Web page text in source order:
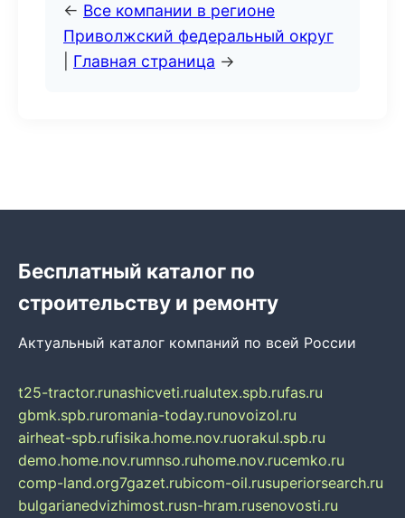
← Все компании в регионе
Приволжский федеральный округ
Главная страница →
Бесплатный каталог по
строительству и ремонту
Актуальный каталог компаний по всей России
t25-tractor.runashicveti.rualutex.spb.rufas.ru
gbmk.spb.ruromania-today.runovoizol.ru
airheat-spb.rufisika.home.nov.ruorakul.spb.ru
demo.home.nov.rumnso.ruhome.nov.rucemko.ru
comp-land.org7gazet.rubicom-oil.rusuperiorsearch.ru
bulgarianedvizhimost.rusn-hram.rusenovosti.ru